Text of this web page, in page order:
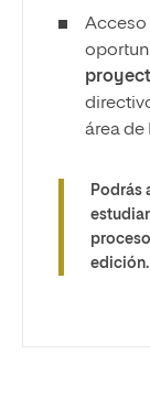
Acceso
área de
Podrás
edición.